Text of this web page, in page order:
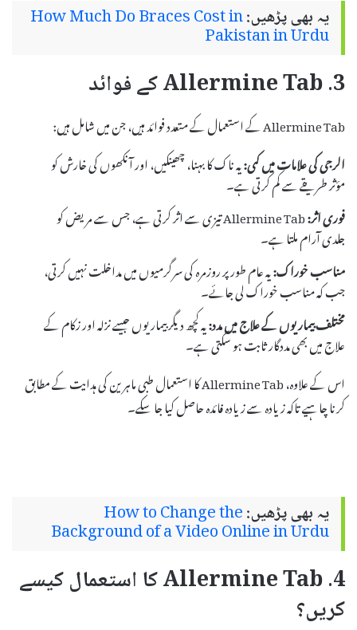
یہ بھی پڑھیں:How Much Do Braces Cost in
Pakistan in Urdu
3. Allermine Tab کے فوائد
Allermine Tab کے استعمال کے متعدد فوائد ہیں، جن میں شامل ہیں:
الرجی کی علامات میں کمی:یہ ناک کا بہنا، چھینکیں، اور آنکھوں کی خارش کو
مؤثر طریقے سے کم کرتی ہے۔
فوری اثر:
Allermine Tab تیزی سے اثر کرتی ہے، جس سے مریض کو
جلدی آرام ملتا ہے۔
مناسب خوراک:یہ عام طور پر روزمرہ کی سرگرمیوں میں مداخلت نہیں کرتی،
جب کہ مناسب خوراک لی جائے۔
مختلف بیماریوں کے علاج میں مدد:یہ کچھ دیگر بیماریوں جیسے نزلہ اور زکام کے
علاج میں بھی مددگار ثابت ہو سکتی ہے۔
اس کے علاوہ، Allermine Tab کا استعمال طبی ماہرین کی ہدایت کے مطابق
کرنا چاہیے تاکہ زیادہ سے زیادہ فائدہ حاصل کیا جا سکے۔
یہ بھی پڑھیں:How to Change the
Background of a Video Online in Urdu
4. Allermine Tab کا استعمال کیسے
کریں؟